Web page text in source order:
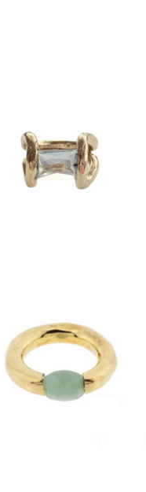
$2,990
anillos
Anillo Aro Crisofase
$1,400
anillos